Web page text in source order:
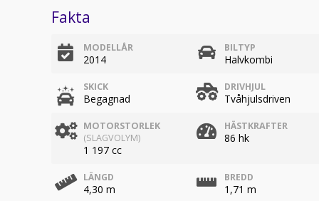
Fakta
MODELLÅR
2014
BILTYP
Halvkombi
SKICK
Begagnad
DRIVHJUL
Tvåhjulsdriven
MOTORSTORLEK
(SLAGVOLYM)
1 197 cc
HÄSTKRAFTER
86 hk
LÄNGD
4,30 m
BREDD
1,71 m